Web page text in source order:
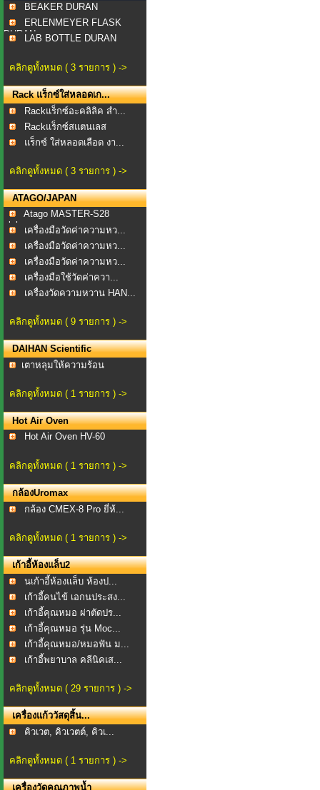
BEAKER DURAN
ERLENMEYER FLASK
DURANLAB BOTTLE DURAN
คลิกดูทั้งหมด ( 3 รายการ ) ->
Rack แร็กซ์ใส่หลอดเก...
Rackแร็กซ์อะคลิลิค สำ...
Rackแร็กซ์สแตนเลส
สำหร...แร็กซ์ ใส่หลอดเลือด งา...
คลิกดูทั้งหมด ( 3 รายการ ) ->
ATAGO/JAPAN
Atago MASTER-S28
alpha...เครื่องมือวัดค่าความหว...
เครื่องมือวัดค่าความหว...
เครื่องมือวัดค่าความหว...
เครื่องมือใช้วัดค่าควา...
เครื่องวัดความหวาน HAN...
คลิกดูทั้งหมด ( 9 รายการ ) ->
DAIHAN Scientific
​เตาหลุมให้ความร้อน
คลิกดูทั้งหมด ( 1 รายการ ) ->
Hot Air Oven
Hot Air Oven HV-60
คลิกดูทั้งหมด ( 1 รายการ ) ->
กล้องUromax
กล้อง CMEX-8 Pro ยี่ห้...
คลิกดูทั้งหมด ( 1 รายการ ) ->
เก้าอี้ห้องแล็บ2
นเก้าอี้ห้องแล็บ ห้องป...
เก้าอี้คนไข้ เอกนประสง...
เก้าอี้คุณหมอ ผ่าตัดปร...
เก้าอี้คุณหมอ รุ่น Moc...
เก้าอี้คุณหมอ/หมอฟัน ม...
เก้าอี้พยาบาล คลีนิคเส...
คลิกดูทั้งหมด ( 29 รายการ ) ->
เครื่องแก้ววัสดุสิ้น...
คิวเวต, คิวเวตต์, คิวเ...
คลิกดูทั้งหมด ( 1 รายการ ) ->
เครื่องวัดคุณภาพน้ำ